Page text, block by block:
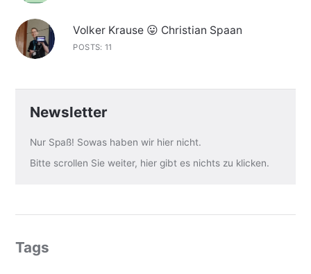
Volker Krause 😛 Christian Spaan
POSTS: 11
Newsletter
Nur Spaß! Sowas haben wir hier nicht.
Bitte scrollen Sie weiter, hier gibt es nichts zu klicken.
Tags